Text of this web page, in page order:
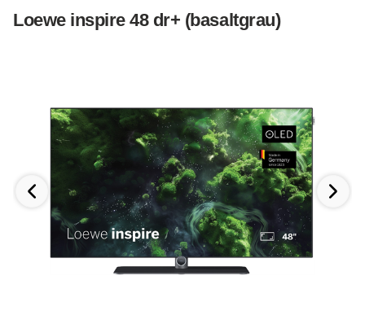
Loewe inspire 48 dr+ (basaltgrau)